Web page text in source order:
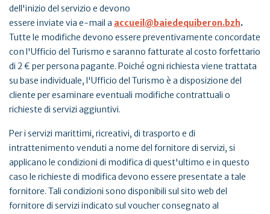
dell'inizio del servizio e devono
essere inviate via e-mail a accueil@baiedequiberon.bzh.
Tutte le modifiche devono essere preventivamente concordate
con l'Ufficio del Turismo e saranno fatturate al costo forfettario
di 2 € per persona pagante. Poiché ogni richiesta viene trattata
su base individuale, l'Ufficio del Turismo è a disposizione del
cliente per esaminare eventuali modifiche contrattuali o
richieste di servizi aggiuntivi.
Per i servizi marittimi, ricreativi, di trasporto e di
intrattenimento venduti a nome del fornitore di servizi, si
applicano le condizioni di modifica di quest'ultimo e in questo
caso le richieste di modifica devono essere presentate a tale
fornitore. Tali condizioni sono disponibili sul sito web del
fornitore di servizi indicato sul voucher consegnato al